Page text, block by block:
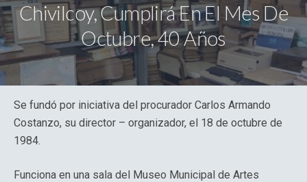
Chivilcoy, Cumplirá En El Mes De
Octubre, 40 Años
Se fundó por iniciativa del procurador Carlos Armando
Costanzo, su director – organizador, el 18 de octubre de
1984.
Funciona en una sala del Museo Municipal de Artes